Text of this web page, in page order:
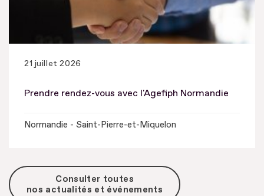
21 juillet 2026
Prendre rendez-vous avec l'Agefiph Normandie
Normandie - Saint-Pierre-et-Miquelon
Consulter toutes
nos actualités et événements